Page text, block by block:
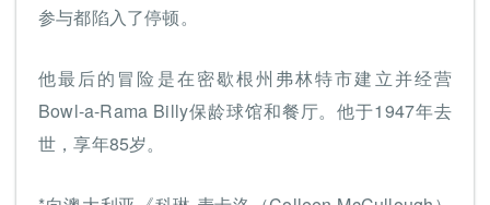
参与都陷入了停顿。
他最后的冒险是在密歇根州弗林特市建立并经营
Bowl-a-Rama Billy保龄球馆和餐厅。他于1947年去
世，享年85岁。